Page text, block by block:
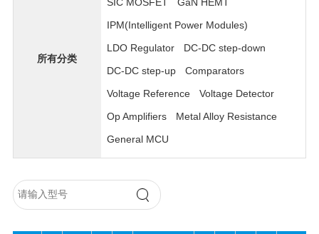
所有分类
IPM(Intelligent Power Modules)
LDO Regulator
DC-DC step-down
DC-DC step-up
Comparators
Voltage Reference
Voltage Detector
Op Amplifiers
Metal Alloy Resistance
General MCU